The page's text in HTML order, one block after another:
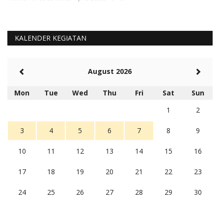
KALENDER KEGIATAN
August 2026
Mon Tue Wed Thu Fri Sat
Sun
1
2
3 4 5 6 7 8 9
10 11 12 13 14 15 16
17 18 19 20 21 22 23
24 25 26 27 28 29 30